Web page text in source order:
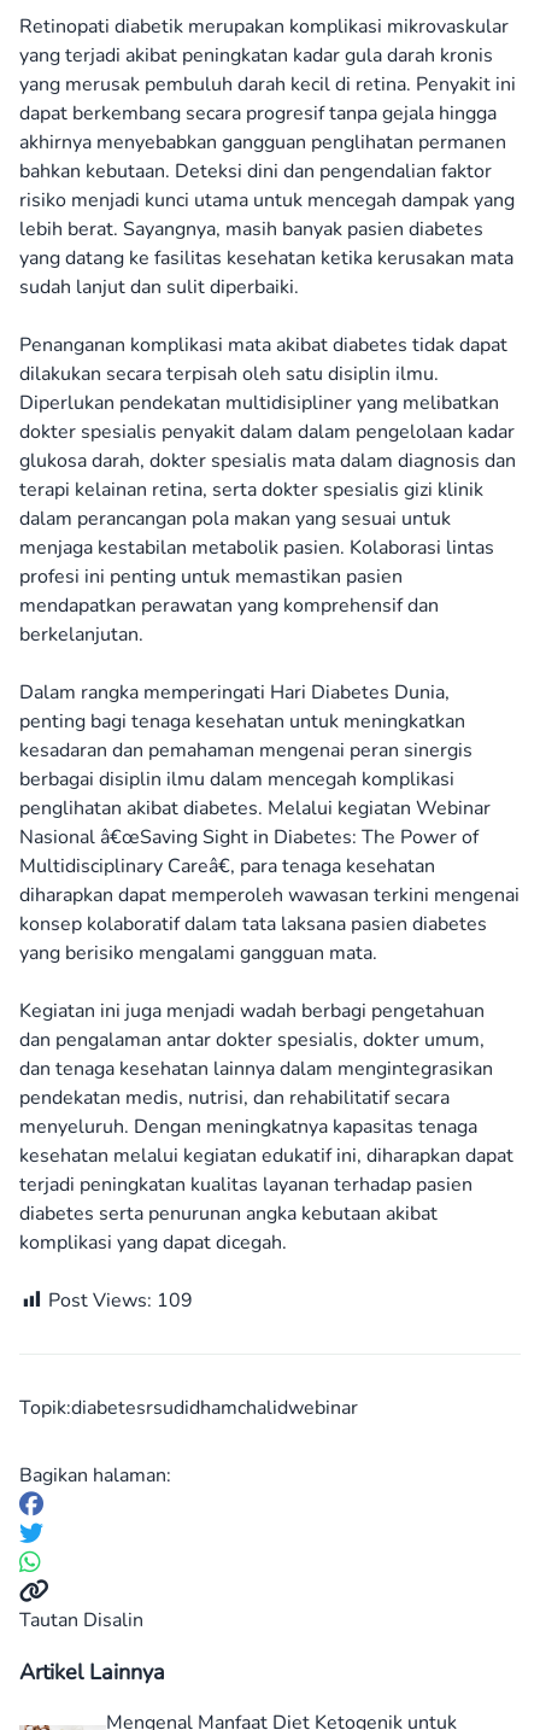
Retinopati diabetik merupakan komplikasi mikrovaskular
yang terjadi akibat peningkatan kadar gula darah kronis
yang merusak pembuluh darah kecil di retina. Penyakit ini
dapat berkembang secara progresif tanpa gejala hingga
akhirnya menyebabkan gangguan penglihatan permanen
bahkan kebutaan. Deteksi dini dan pengendalian faktor
risiko menjadi kunci utama untuk mencegah dampak yang
lebih berat. Sayangnya, masih banyak pasien diabetes
yang datang ke fasilitas kesehatan ketika kerusakan mata
sudah lanjut dan sulit diperbaiki.
Penanganan komplikasi mata akibat diabetes tidak dapat
dilakukan secara terpisah oleh satu disiplin ilmu.
Diperlukan pendekatan multidisipliner yang melibatkan
dokter spesialis penyakit dalam dalam pengelolaan kadar
glukosa darah, dokter spesialis mata dalam diagnosis dan
terapi kelainan retina, serta dokter spesialis gizi klinik
dalam perancangan pola makan yang sesuai untuk
menjaga kestabilan metabolik pasien. Kolaborasi lintas
profesi ini penting untuk memastikan pasien
mendapatkan perawatan yang komprehensif dan
berkelanjutan.
Dalam rangka memperingati Hari Diabetes Dunia,
penting bagi tenaga kesehatan untuk meningkatkan
kesadaran dan pemahaman mengenai peran sinergis
berbagai disiplin ilmu dalam mencegah komplikasi
penglihatan akibat diabetes. Melalui kegiatan Webinar
Nasional â€œSaving Sight in Diabetes: The Power of
Multidisciplinary Careâ€, para tenaga kesehatan
diharapkan dapat memperoleh wawasan terkini mengenai
konsep kolaboratif dalam tata laksana pasien diabetes
yang berisiko mengalami gangguan mata.
Kegiatan ini juga menjadi wadah berbagi pengetahuan
dan pengalaman antar dokter spesialis, dokter umum,
dan tenaga kesehatan lainnya dalam mengintegrasikan
pendekatan medis, nutrisi, dan rehabilitatif secara
menyeluruh. Dengan meningkatnya kapasitas tenaga
kesehatan melalui kegiatan edukatif ini, diharapkan dapat
terjadi peningkatan kualitas layanan terhadap pasien
diabetes serta penurunan angka kebutaan akibat
komplikasi yang dapat dicegah.
Post Views: 109
Topik:diabetesrsudidhamchalidwebinar
Bagikan halaman:
Tautan Disalin
Artikel Lainnya
Mengenal Manfaat Diet Ketogenik untuk